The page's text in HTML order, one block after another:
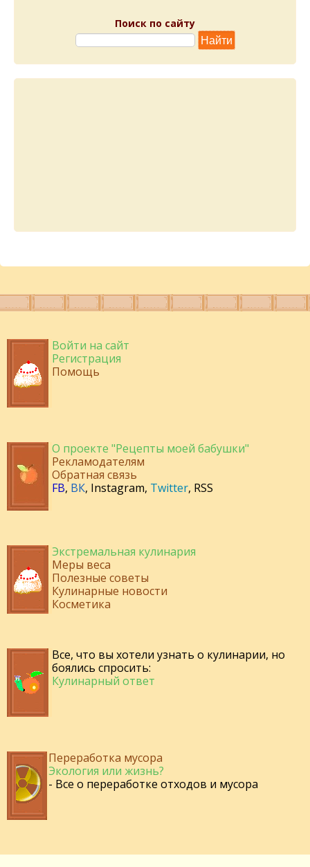
Поиск по сайту
Войти на сайт
Регистрация
Помощь
О проекте "Рецепты моей бабушки"
Рекламодателям
Обратная связь
FB, ВК, Instagram, Twitter, RSS
Экстремальная кулинария
Меры веса
Полезные советы
Кулинарные новости
Косметика
Все, что вы хотели узнать о кулинарии, но
боялись спросить:
Кулинарный ответ
Переработка мусора
Экология или жизнь?
- Все о переработке отходов и мусора